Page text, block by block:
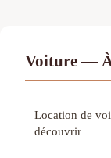
Voiture —
Location de
découvrir